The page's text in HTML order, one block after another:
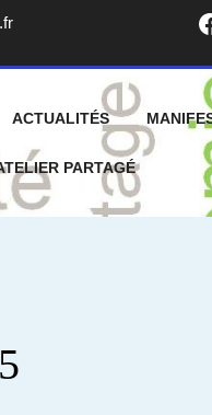
info@lestein.fr
ACTUALITÉS
PARTAGÉ